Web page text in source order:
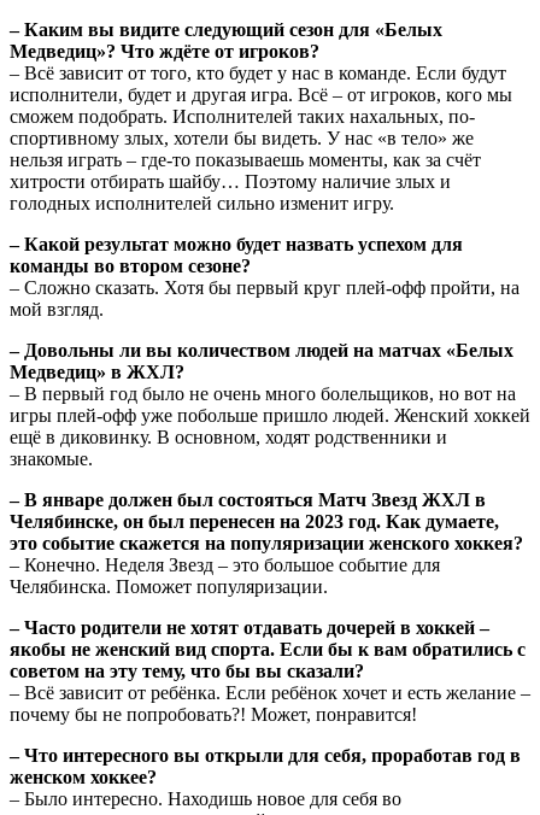
– Каким вы видите следующий сезон для «Белых
Медведиц»? Что ждёте от игроков?
– Всё зависит от того, кто будет у нас в команде. Если будут
исполнители, будет и другая игра. Всё – от игроков, кого мы
сможем подобрать. Исполнителей таких нахальных, по-
спортивному злых, хотели бы видеть. У нас «в тело» же
нельзя играть – где-то показываешь моменты, как за счёт
хитрости отбирать шайбу… Поэтому наличие злых и
голодных исполнителей сильно изменит игру.
– Какой результат можно будет назвать успехом для
команды во втором сезоне?
– Сложно сказать. Хотя бы первый круг плей-офф пройти, на
мой взгляд.
– Довольны ли вы количеством людей на матчах «Белых
Медведиц» в ЖХЛ?
– В первый год было не очень много болельщиков, но вот на
игры плей-офф уже побольше пришло людей. Женский хоккей
ещё в диковинку. В основном, ходят родственники и
знакомые.
– В январе должен был состояться Матч Звезд ЖХЛ в
Челябинске, он был перенесен на 2023 год. Как думаете,
это событие скажется на популяризации женского хоккея?
– Конечно. Неделя Звезд – это большое событие для
Челябинска. Поможет популяризации.
– Часто родители не хотят отдавать дочерей в хоккей –
якобы не женский вид спорта. Если бы к вам обратились с
советом на эту тему, что бы вы сказали?
– Всё зависит от ребёнка. Если ребёнок хочет и есть желание –
почему бы не попробовать?! Может, понравится!
– Что интересного вы открыли для себя, проработав год в
женском хоккее?
– Было интересно. Находишь новое для себя во